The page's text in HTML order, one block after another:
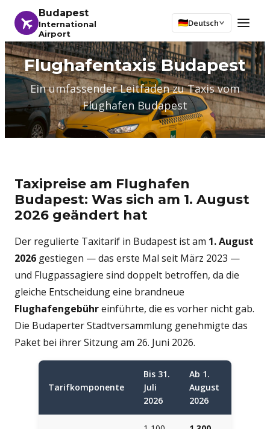
Budapest
International
Airport
Deutsch
Flughafentaxis Budapest
Ein umfassender Leitfaden zu Taxis vom
Flughafen Budapest
Taxipreise am Flughafen
Budapest: Was sich am 1. August
2026 geändert hat
Der regulierte Taxitarif in Budapest ist am 1. August
2026 gestiegen — das erste Mal seit März 2023 —
und Flugpassagiere sind doppelt betroffen, da die
gleiche Entscheidung eine brandneue
Flughafengebühreinführte, die es vorher nicht gab.
Die Budaperter Stadtversammlung genehmigte das
Paket bei ihrer Sitzung am 26. Juni 2026.
Tarifkomponente
Bis 31.
Juli
2026
Ab 1.
August
2026